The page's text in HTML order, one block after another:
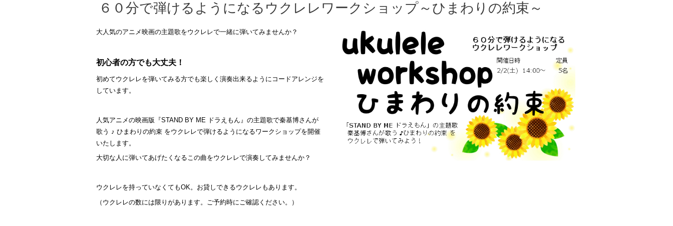
６０分で弾けるようになるウクレレワークショップ～ひまわりの約束～
大人気のアニメ映画の主題歌をウクレレで一緒に弾いてみませんか？
初心者の方でも大丈夫！
初めてウクレレを弾いてみる方でも楽しく演奏出来るようにコードアレンジを
しています。
人気アニメの映画版『STAND BY ME ドラえもん』の主題歌で秦基博さんが
歌う ♪ ひまわりの約束 をウクレレで弾けるようになるワークショップを開催
いたします。
大切な人に弾いてあげたくなるこの曲をウクレレで演奏してみませんか？
ウクレレを持っていなくてもOK。お貸しできるウクレレもあります。
（ウクレレの数には限りがあります。ご予約時にご確認ください。）